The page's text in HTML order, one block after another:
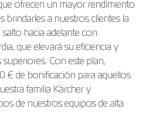
ofrecen un mayor rendimiento
brindarles a nuestros clientes la
hacia adelante con
que elevará su eficiencia y
superiores. Con este plan,
€ de bonificación para aquellos
familia Kärcher y
de nuestros equipos de alta